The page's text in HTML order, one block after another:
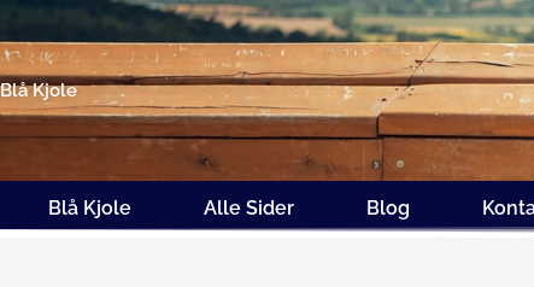
til
indholdet
Blå Kjole
Blå Kjole Alle Sider Blog